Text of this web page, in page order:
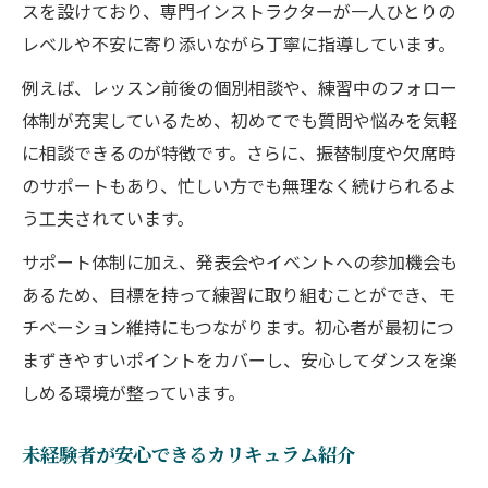
スケジュール調整がしやすいダンススクール活
忙しい方でも続けやすいダンススクール活
用法
ダンススクールの柔軟なスケジュールを活
かす
キャンセル対応が充実したダンススクール
選び
生活リズムに合わせたレッスンの受け方を
紹介
単発参加や体験で無理なく始めるダンスス
K-POPやブレイクなど多彩なレッスンの魅力と
スを設けており、専門インストラクターが一人ひとりの
レベルや不安に寄り添いながら丁寧に指導しています。
例えば、レッスン前後の個別相談や、練習中のフォロー
体制が充実しているため、初めてでも質問や悩みを気軽
に相談できるのが特徴です。さらに、振替制度や欠席時
のサポートもあり、忙しい方でも無理なく続けられるよ
う工夫されています。
サポート体制に加え、発表会やイベントへの参加機会も
あるため、目標を持って練習に取り組むことができ、モ
チベーション維持にもつながります。初心者が最初につ
まずきやすいポイントをカバーし、安心してダンスを楽
しめる環境が整っています。
未経験者が安心できるカリキュラム紹介